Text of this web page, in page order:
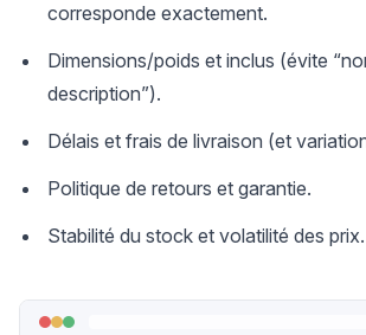
corresponde exactement.
Dimensions/poids et inclus (évite
description”).
Délais et frais de livraison (et
Politique de retours et garantie.
Stabilité du stock et volatilité des prix.